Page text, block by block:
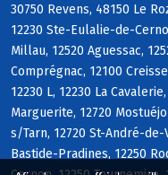
30750 Revens, 48150 Le
12230 Ste-Eulalie-de-
Millau, 12520 Aguessac,
Comprégnac, 12100
12230 L, 12230 La
Marguerite, 12720
s/Tarn, 12720 St-André-de-
Bastide-Pradines, 12250